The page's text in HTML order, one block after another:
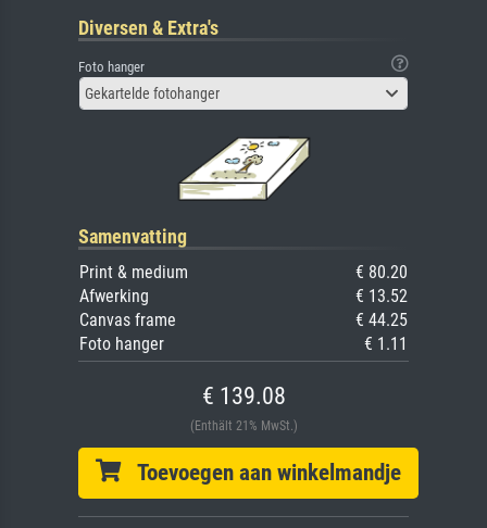
Diversen & Extra's
Foto hanger
Gekartelde fotohanger
Samenvatting
Print & medium
€ 80.20
Afwerking
€ 13.52
Canvas frame
€ 44.25
Foto hanger
€ 1.11
€ 139.08
(Enthält 21% MwSt.)
Toevoegen aan winkelmandje